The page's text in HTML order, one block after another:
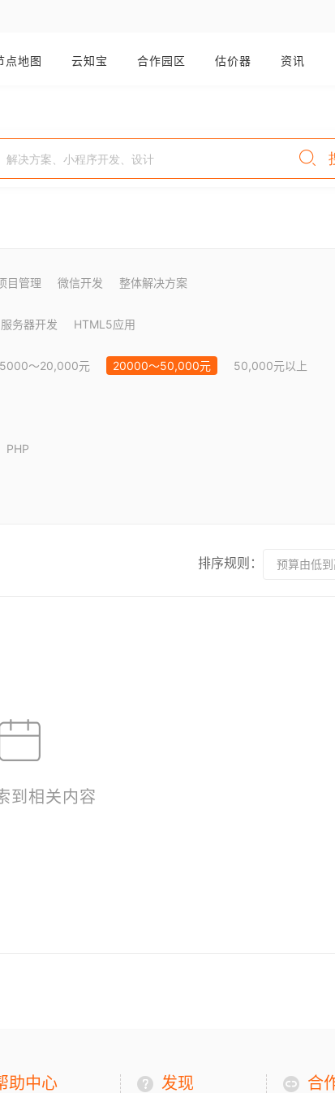
点地图 云知宝 合作园区 估价器 资讯
目管理 微信开发 整体解决方案
服务器开发 HTML5应用
5000～20,000元 20000～50,000元 50,000元以上
PHP
排序规则： 预算由低
到相关内容
助中心 发现 合